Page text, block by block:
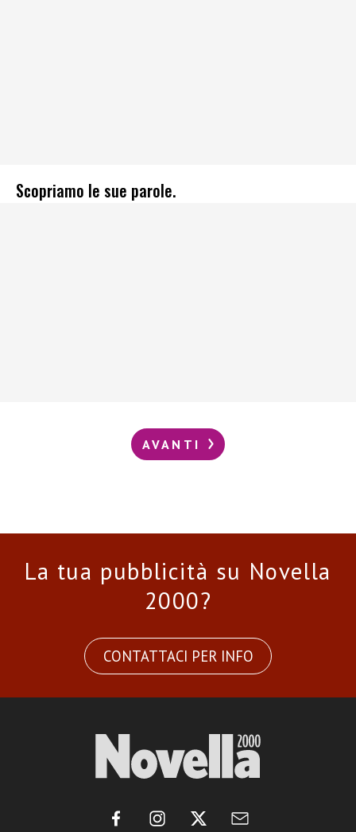
Scopriamo le sue parole.
AVANTI
La tua pubblicità su Novella
2000?
CONTATTACI PER INFO